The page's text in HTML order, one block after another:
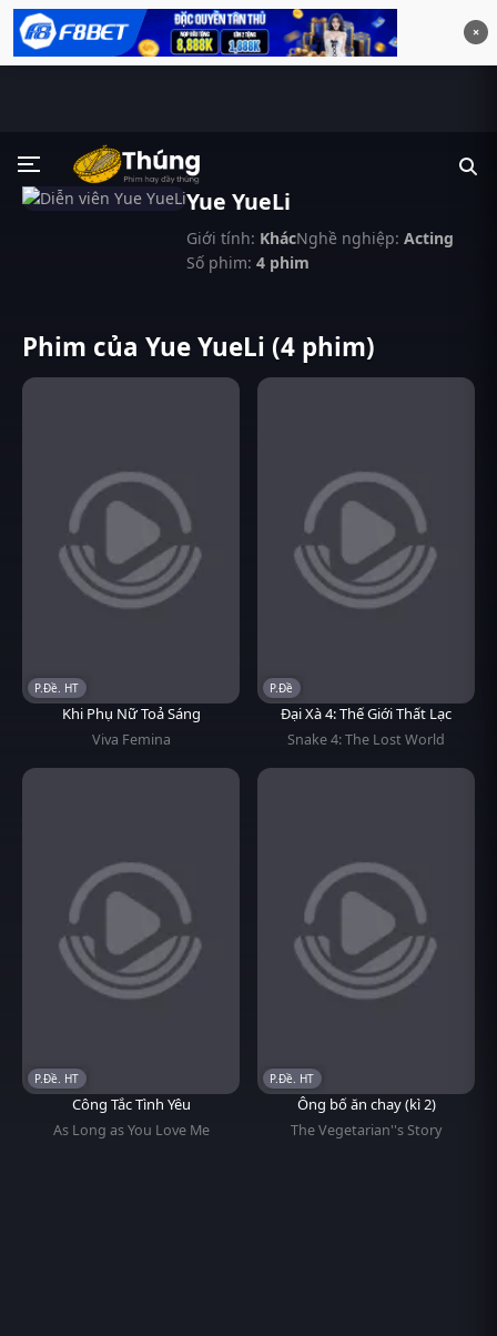
×
Yue YueLi
Giới tính: KhácNghề nghiệp: Acting
Số phim: 4 phim
Phim của Yue YueLi (4 phim)
P.Đề. HT
Khi Phụ Nữ Toả Sáng
Viva Femina
P.Đề
Đại Xà 4: Thế Giới Thất Lạc
Snake 4: The Lost World
P.Đề. HT
Công Tắc Tình Yêu
As Long as You Love Me
P.Đề. HT
Ông bố ăn chay (kì 2)
The Vegetarian''s Story